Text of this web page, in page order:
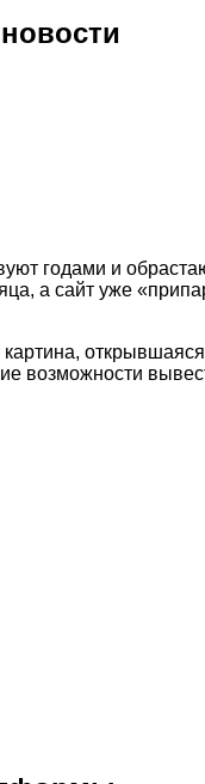
годами и
а сайт уже
возможности